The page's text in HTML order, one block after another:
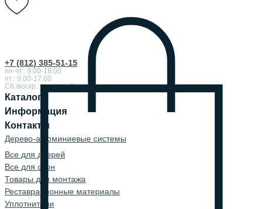
+7 (812) 385-51-15
пн-чт.: 9:00-18:00
пт.: 9.00-17.00
Сб./воскр.: выходной
Каталог
Информация
Контакты
Дерево-алюминиевые системы
Все для дверей
Все для окон
Товары для монтажа
Реставрационные материалы
Уплотнители